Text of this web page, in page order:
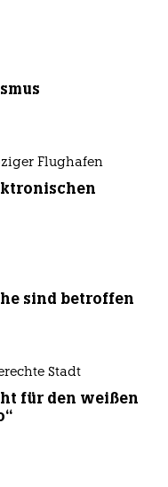
Flughafen
sind betroffen
Stadt
für den weißen